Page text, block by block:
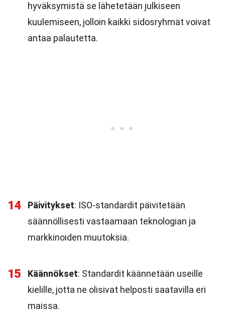
hyväksymistä se lähetetään julkiseen
kuulemiseen, jolloin kaikki sidosryhmät voivat
antaa palautetta.
14 Päivitykset: ISO-standardit päivitetään
säännöllisesti vastaamaan teknologian ja
markkinoiden muutoksia.
15 Käännökset: Standardit käännetään useille
kielille, jotta ne olisivat helposti saatavilla eri
maissa.